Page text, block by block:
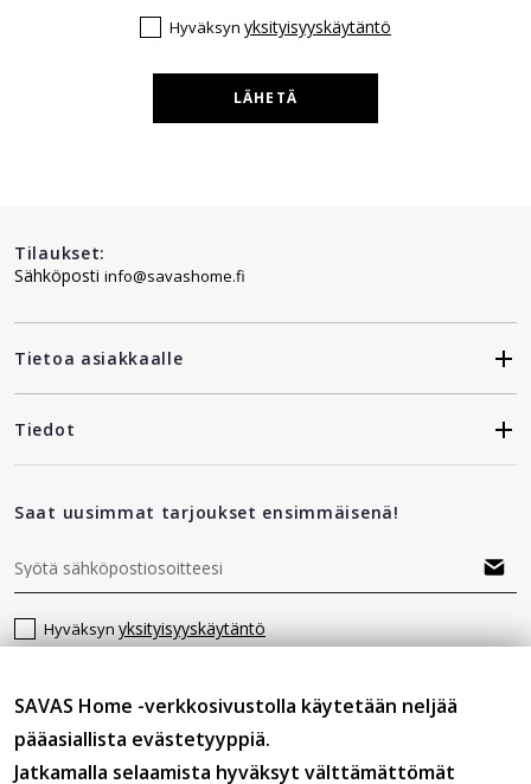
Hyväksyn yksityisyyskäytäntö
LÄHETÄ
Tilaukset:
Sähköposti info@savashome.fi
Tietoa asiakkaalle
Tiedot
Saat uusimmat tarjoukset ensimmäisenä!
Hyväksyn yksityisyyskäytäntö
SAVAS Home -verkkosivustolla käytetään neljää
pääasiallista evästetyyppiä.
Jatkamalla selaamista hyväksyt välttämättömät